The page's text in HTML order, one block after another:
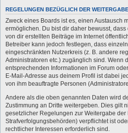
REGELUNGEN BEZÜGLICH DER
Zweck eines Boards ist es, einen Austausch
ermöglichen. Du bist dir daher bewusst,
von dir erstellten Beiträge im Internet
Betreiber kann jedoch festlegen, dass
eingeschränkten Nutzerkreis (z. B. andere
Administratoren etc.) zugänglich sind. Wenn
entsprechenden Informationen im Forum
E-Mail-Adresse aus deinem Profil ist dabei
von ihm beauftragte Personen
Andere als die oben genannten Daten wird
Zustimmung an Dritte weitergeben. Dies gilt
gesetzlicher Regelungen zur Weitergabe der
Strafverfolgungsbehörden) verpflichtet ist
rechtlicher Interessen erforderlich sind.